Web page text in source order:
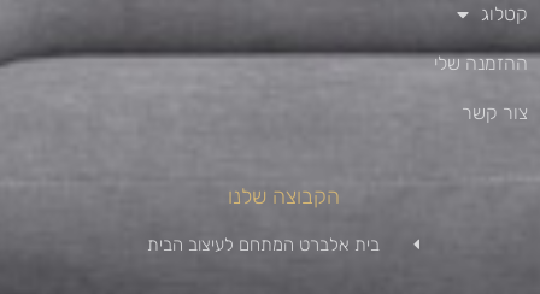
קטלוג
ההזמנה שלי
צור קשר
הקבוצה שלנו
בית אלברט המתחם לעיצוב הבית